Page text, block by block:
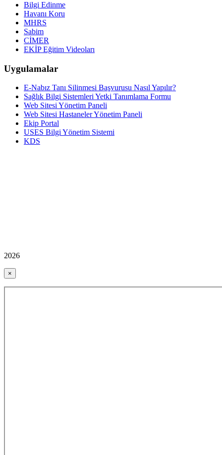
Bilgi Edinme
Havanı Koru
MHRS
Sabim
CİMER
EKİP Eğitim Videoları
Uygulamalar
E-Nabız Tanı Silinmesi Başvurusu Nasıl Yapılır?
Sağlık Bilgi Sistemleri Yetki Tanımlama Formu
Web Sitesi Yönetim Paneli
Web Sitesi Hastaneler Yönetim Paneli
Ekip Portal
USES Bilgi Yönetim Sistemi
KDS
2026
×